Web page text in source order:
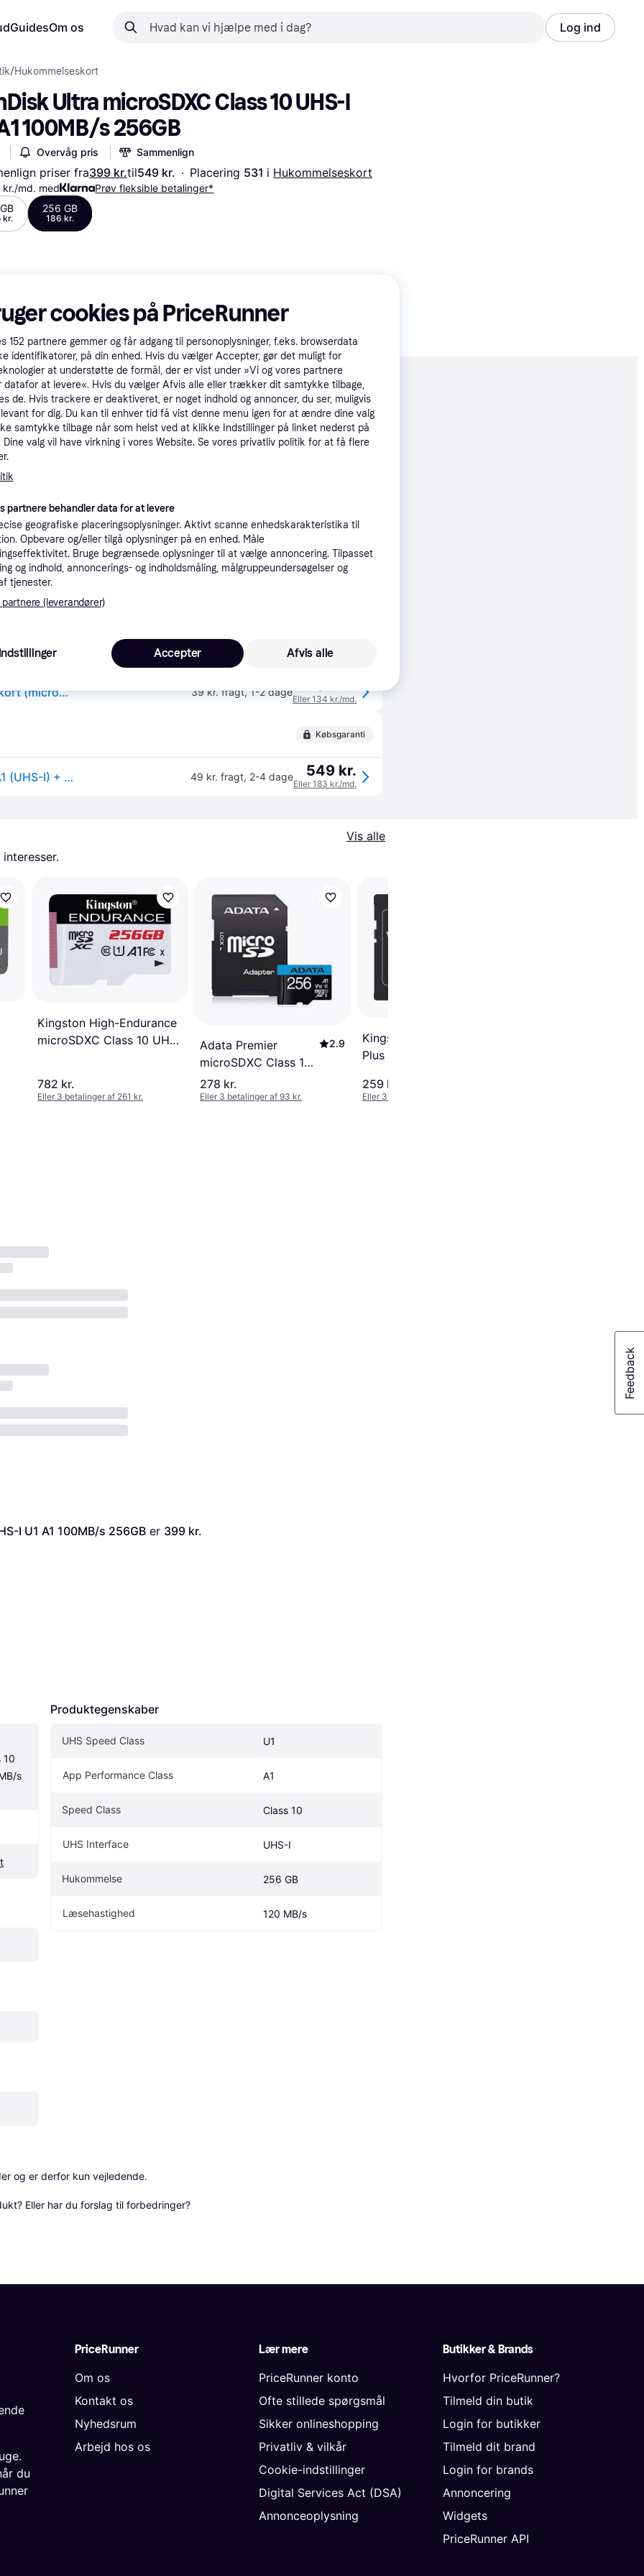
GuidesOm os Log ind
/Hukommelseskort
Ultra microSDXC Class 10 UHS-I
100MB/s 256GB
Overvåg pris Sammenlign
priser fra399 kr.til549 kr. · Placering 531 i Hukommelseskort
kr./md. med
Prøv fleksible betalinger*
kr.
256 GB
186 kr.
Specifikationer
Promoveret
49 kr. fragt,2-4 dage399 kr.
Laveste pris·49 kr. fragt,2-4 dage399 kr.
Købsgaranti
SanDisk Ultra microSDXC 256GB 150MB/s --> På fjernlager, levevering hos dig 11-08-2026
Købsgaranti
(ComputerSalg) SanDisk Ultra - Flashhukommelseskort (microSDXC til SD adapter inkluderet) - 256 GB - A1 / UHS Class 1 / Class10 - microSDXC UHS-I 39 kr. fragt,1-2 dage
Eller 134 kr./md.
Købsgaranti
SanDisk Ultra MicroSDXC til Chromebooks 256GB A1 (UHS-I) + Adapter 49 kr. fragt, 2-4 dage 549 kr.
Eller 183 kr./md.
Vis alle
Kingston High-Endurance
microSDXC Class 10 UHS-
782 kr.
Eller 3 betalinger af 261 kr.
Adata Premier
microSDXC Class 10
UHS-I U1 V10 A1
100/25MB/s 256GB
2.9
278 kr.
Eller 3 betalinger af 93 kr.
Kingston Canvas Select
Plus Gen3 microSDXC
259 kr.
Eller 3 betalinger af 86 kr.
I U1 A1 100MB/s 256GB er 399 kr.
10
s
Produktegenskaber
UHS Speed Class U1
App Performance Class A1
Speed Class Class 10
UHS Interface UHS-I
Hukommelse 256 GB
Læsehastighed 120 MB/s
og er derfor kun vejledende.
Eller har du forslag til forbedringer?
PriceRunner
Om os
Kontakt os
Nyhedsrum
Arbejd hos os
Lær mere
PriceRunner konto
Ofte stillede spørgsmål
Sikker onlineshopping
Privatliv & vilkår
Cookie-indstillinger
Digital Services Act (DSA)
Annonceoplysning
Butikker & Brands
Hvorfor PriceRunner?
Tilmeld din butik
Login for butikker
Tilmeld dit brand
Login for brands
Annoncering
Widgets
PriceRunner API
du
cookies på PriceRunner
152 partnere gemmer og får adgang til personoplysninger, f.eks. browserdata
identifikatorer, på din enhed. Hvis du vælger Accepter, gør det muligt for
at understøtte de formål, der er vist under »Vi og vores partnere
datafor at levere«. Hvis du vælger Afvis alle eller trækker dit samtykke tilbage,
de. Hvis trackere er deaktiveret, er noget indhold og annoncer, du ser, muligvis
for dig. Du kan til enhver tid få vist denne menu igen for at ændre dine valg
samtykke tilbage når som helst ved at klikke Indstillinger på linket nederst på
Dine valg vil have virkning i vores Website. Se vores privatliv politik for at få flere
partnere behandler data for at levere
geografiske placeringsoplysninger. Aktivt scanne enhedskarakteristika til
Opbevare og/eller tilgå oplysninger på en enhed. Måle
Bruge begrænsede oplysninger til at vælge annoncering. Tilpasset
og indhold, annoncerings- og indholdsmåling, målgruppeundersøgelser og
tjenester.
(leverandører)
Afvis alle
Accepter